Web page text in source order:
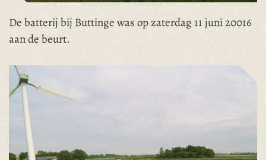
De batterij bij Buttinge was op zaterdag 11 juni 20016
aan de beurt.